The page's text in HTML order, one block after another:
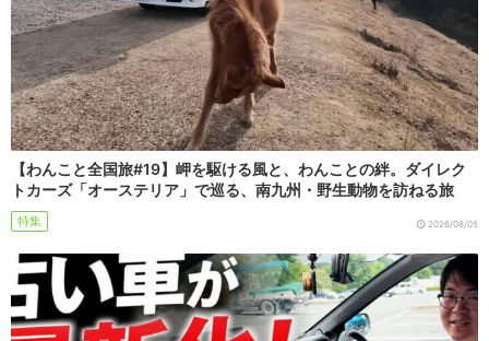
【わんこと全国旅#19】岬を駆ける風と、わんことの絆。ダイレク
トカーズ「オーステリア」で巡る、南九州・野生動物を訪ねる旅
特集 2026/08/05